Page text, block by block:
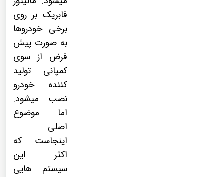
فابریک بر روی
برخی خودروها
به صورت پیش
فرض از سوی
کمپانی تولید
کننده خودرو
نصب میشود.
اما موضوع
اصلی
اینجاست که
اکثر این
سیستم هایی